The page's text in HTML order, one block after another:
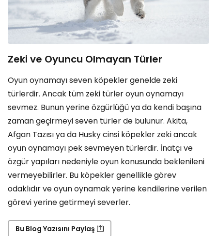
Zeki ve Oyuncu Olmayan Türler
Oyun oynamayı seven köpekler genelde zeki
türlerdir. Ancak tüm zeki türler oyun oynamayı
sevmez. Bunun yerine özgürlüğü ya da kendi başına
zaman geçirmeyi seven türler de bulunur. Akita,
Afgan Tazısı ya da Husky cinsi köpekler zeki ancak
oyun oynamayı pek sevmeyen türlerdir. İnatçı ve
özgür yapıları nedeniyle oyun konusunda beklenileni
vermeyebilirler. Bu köpekler genellikle görev
odaklıdır ve oyun oynamak yerine kendilerine verilen
görevi yerine getirmeyi severler.
Bu Blog Yazısını Paylaş